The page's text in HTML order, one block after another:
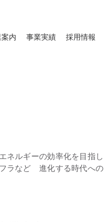
内 事業実績 採用情報
ネルギーの効率化を目指し
ラなど 進化する時代への